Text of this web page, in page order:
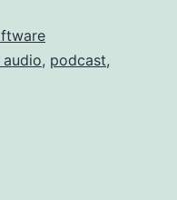
, podcast,